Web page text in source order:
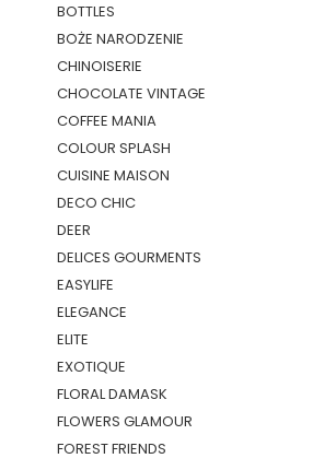
BOTTLES
BOŻE NARODZENIE
CHINOISERIE
CHOCOLATE VINTAGE
COFFEE MANIA
COLOUR SPLASH
CUISINE MAISON
DECO CHIC
DEER
DELICES GOURMENTS
EASYLIFE
ELEGANCE
ELITE
EXOTIQUE
FLORAL DAMASK
FLOWERS GLAMOUR
FOREST FRIENDS